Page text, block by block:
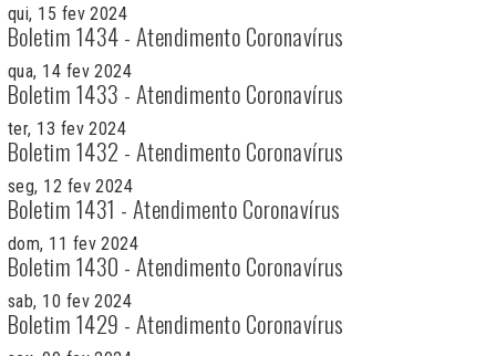
qui, 15 fev 2024
Boletim 1434 - Atendimento Coronavírus
qua, 14 fev 2024
Boletim 1433 - Atendimento Coronavírus
ter, 13 fev 2024
Boletim 1432 - Atendimento Coronavírus
seg, 12 fev 2024
Boletim 1431 - Atendimento Coronavírus
dom, 11 fev 2024
Boletim 1430 - Atendimento Coronavírus
sab, 10 fev 2024
Boletim 1429 - Atendimento Coronavírus